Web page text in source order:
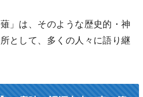
」は、そのような歴史的・神
として、多くの人々に語り継